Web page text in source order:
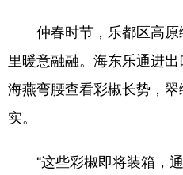
仲春时节，乐都区高原
里暖意融融。海东乐通进
海燕弯腰查看彩椒长势，
实。
“这些彩椒即将装箱，通